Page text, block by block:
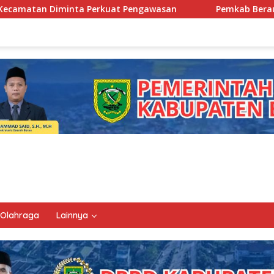
Pemkab Berau Siapkan Regenerasi
Olahraga Lainnya